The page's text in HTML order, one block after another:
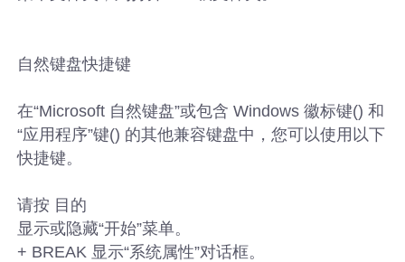
自然键盘快捷键
在“Microsoft 自然键盘”或包含 Windows 徽标键() 和
“应用程序”键() 的其他兼容键盘中，您可以使用以下
快捷键。
请按 目的
显示或隐藏“开始”菜单。
+ BREAK 显示“系统属性”对话框。